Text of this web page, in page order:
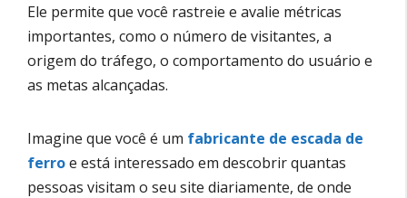
Ele permite que você rastreie e avalie métricas
importantes, como o número de visitantes, a
origem do tráfego, o comportamento do usuário e
as metas alcançadas.
Imagine que você é um fabricante de escada de
ferroe está interessado em descobrir quantas
pessoas visitam o seu site diariamente, de onde